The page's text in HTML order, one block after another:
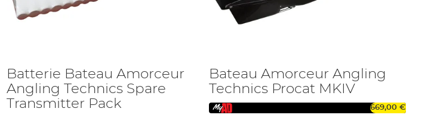
Batterie Bateau Amorceur
Angling Technics Spare
Transmitter Pack
Bateau Amorceur Angling
Technics Procat MKIV
669,00 €